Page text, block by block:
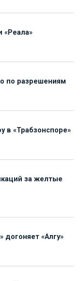
«Реала»
по разрешениям
в «Трабзонспоре»
за желтые
догоняет «Алгу»